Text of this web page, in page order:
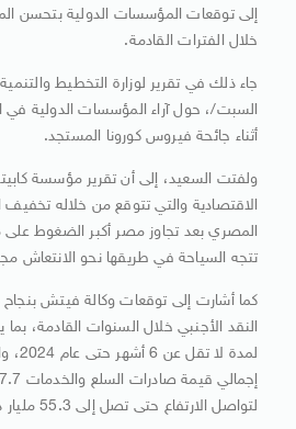
إلى توقعات المؤسسات الدولية بتحسن
خلال الفترات القادمة.
جاء ذلك في تقرير لوزارة التخطيط
السبت/، حول آراء المؤسسات الدولية
أثناء جائحة فيروس كورونا المستجد.
ولفتت السعيد، إلى أن تقرير مؤسسة
الاقتصادية والتي تتوقع من خلاله
المصري بعد تجاوز مصر أكبر الضغوط
تتجه السياحة في طريقها نحو الانتعاش
كما أشارت إلى توقعات وكالة فيتش
النقد الأجنبي خلال السنوات القادمة،
لمدة
لتواصل الارتفاع حتى تصل إلى 55.3 مليار دولار عام 2024.